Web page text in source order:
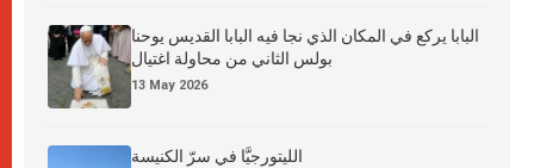
البابا يركع في المكان الذي نجا فيه البابا القديس يوحنا
بولس الثاني من محاولة اغتيال
13 May 2026
الليتورجيَّا في سرّ الكنيسة